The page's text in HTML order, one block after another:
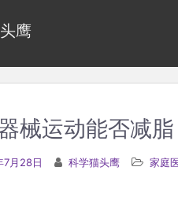
鹰
械运动能否减
7月28日 科学猫头鹰 家庭